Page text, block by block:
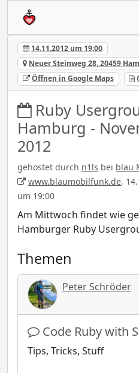
14.11.2012 um 19:00
Neuer Steinweg 28, 20459
Öffnen in Google Maps
Ruby
Hamburg -
2012
gehostet durch n1ls bei blau
www.blaumobilfunk.de,
um 19:00
Am Mittwoch findet wie
Hamburger Ruby
Themen
Peter Schröder
Code Ruby with
Tips, Tricks, Stuff